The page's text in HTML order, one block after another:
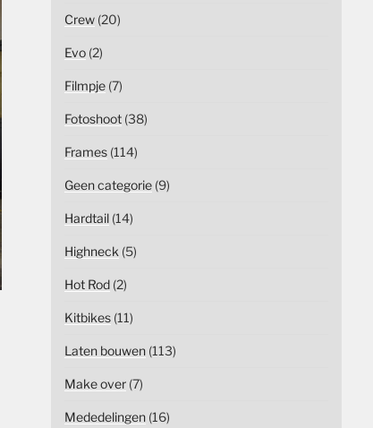
Crew(20)
Evo(2)
Filmpje(7)
Fotoshoot(38)
Frames(114)
Geen categorie(9)
Hardtail(14)
Highneck (5)
Hot Rod(2)
Kitbikes(11)
Laten bouwen(113)
Make over(7)
Mededelingen(16)